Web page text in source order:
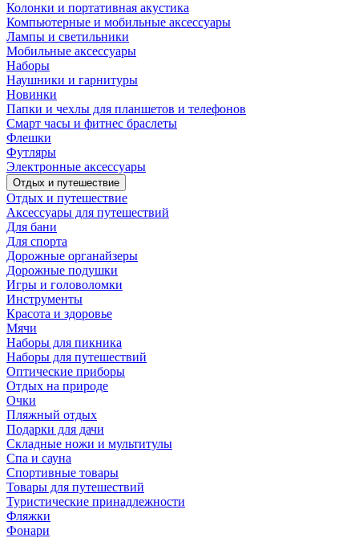
Колонки и портативная акустика
Компьютерные и мобильные аксессуары
Лампы и светильники
Мобильные аксессуары
Наборы
Наушники и гарнитуры
Новинки
Папки и чехлы для планшетов и телефонов
Смарт часы и фитнес браслеты
Флешки
Футляры
Электронные аксессуары
Отдых и путешествие
Отдых и путешествие
Аксессуары для путешествий
Для бани
Для спорта
Дорожные органайзеры
Дорожные подушки
Игры и головоломки
Инструменты
Красота и здоровье
Мячи
Наборы для пикника
Наборы для путешествий
Оптические приборы
Отдых на природе
Очки
Пляжный отдых
Подарки для дачи
Складные ножи и мультитулы
Спа и сауна
Спортивные товары
Товары для путешествий
Туристические принадлежности
Фляжки
Фонари